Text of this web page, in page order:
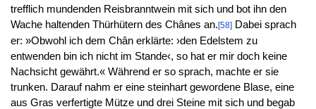
trefflich mundenden Reisbranntwein mit sich und bot ihn den
Wache haltenden Thürhütern des Chânes an.[58]Dabei sprach
er: »Obwohl ich dem Chân erklärte: ›den Edelstem zu
entwenden bin ich nicht im Stande‹, so hat er mir doch keine
Nachsicht gewährt.« Während er so sprach, machte er sie
trunken. Darauf nahm er eine steinhart gewordene Blase, eine
aus Gras verfertigte Mütze und drei Steine mit sich und begab